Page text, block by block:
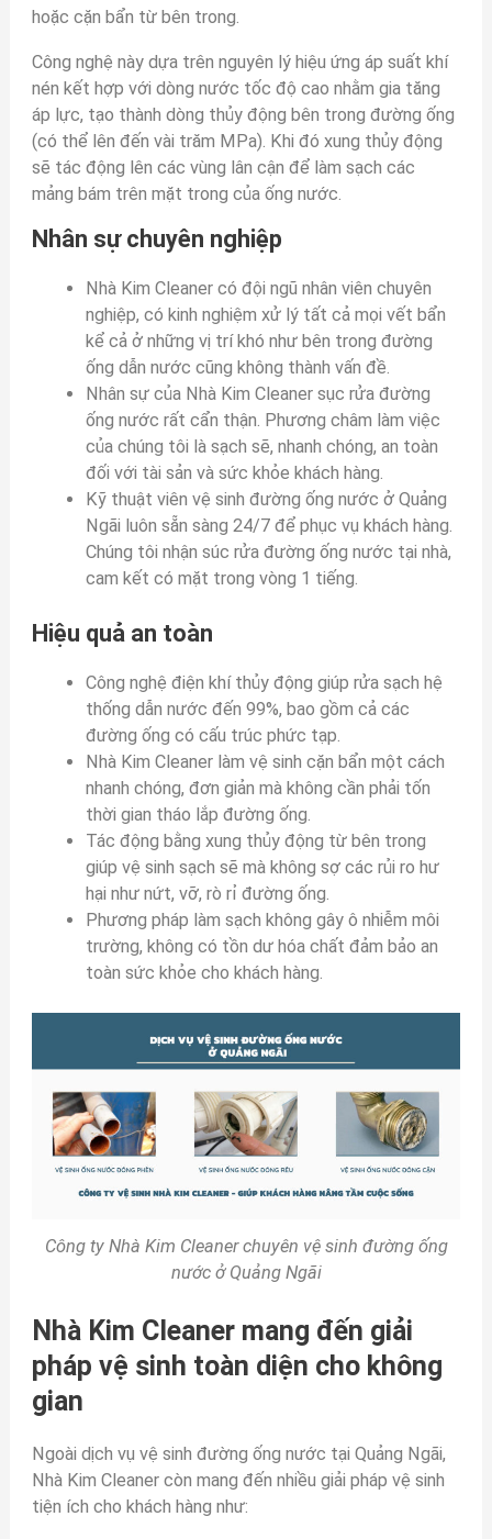
hoặc cặn bẩn từ bên trong.
Công nghệ này dựa trên nguyên lý hiệu ứng áp suất khí
nén kết hợp với dòng nước tốc độ cao nhằm gia tăng
áp lực, tạo thành dòng thủy động bên trong đường ống
(có thể lên đến vài trăm MPa). Khi đó xung thủy động
sẽ tác động lên các vùng lân cận để làm sạch các
mảng bám trên mặt trong của ống nước.
Nhân sự chuyên nghiệp
Nhà Kim Cleaner có đội ngũ nhân viên chuyên
nghiệp, có kinh nghiệm xử lý tất cả mọi vết bẩn
kể cả ở những vị trí khó như bên trong đường
ống dẫn nước cũng không thành vấn đề.
Nhân sự của Nhà Kim Cleaner sục rửa đường
ống nước rất cẩn thận. Phương châm làm việc
của chúng tôi là sạch sẽ, nhanh chóng, an toàn
đối với tài sản và sức khỏe khách hàng.
Kỹ thuật viên vệ sinh đường ống nước ở Quảng
Ngãi luôn sẵn sàng 24/7 để phục vụ khách hàng.
Chúng tôi nhận súc rửa đường ống nước tại nhà,
cam kết có mặt trong vòng 1 tiếng.
Hiệu quả an toàn
Công nghệ điện khí thủy động giúp rửa sạch hệ
thống dẫn nước đến 99%, bao gồm cả các
đường ống có cấu trúc phức tạp.
Nhà Kim Cleaner làm vệ sinh cặn bẩn một cách
nhanh chóng, đơn giản mà không cần phải tốn
thời gian tháo lắp đường ống.
Tác động bằng xung thủy động từ bên trong
giúp vệ sinh sạch sẽ mà không sợ các rủi ro hư
hại như nứt, vỡ, rò rỉ đường ống.
Phương pháp làm sạch không gây ô nhiễm môi
trường, không có tồn dư hóa chất đảm bảo an
toàn sức khỏe cho khách hàng.
Công ty Nhà Kim Cleaner chuyên vệ sinh đường ống
nước ở Quảng Ngãi
Nhà Kim Cleaner mang đến giải
pháp vệ sinh toàn diện cho không
gian
Ngoài dịch vụ vệ sinh đường ống nước tại Quảng Ngãi,
Nhà Kim Cleaner còn mang đến nhiều giải pháp vệ sinh
tiện ích cho khách hàng như: